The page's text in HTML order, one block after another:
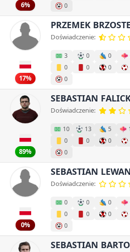
6%
0
17%
PRZEMEK
Doświadczenie:
3 0 0
0
0 0
0
89%
SEBASTIAN
Doświadczenie:
10 13 5
0
0 0
0
0%
SEBASTIAN
Doświadczenie:
0 0 0
0
0 0
0
SEBASTIAN